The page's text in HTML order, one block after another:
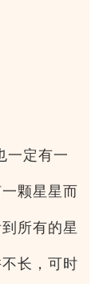
一定有一
颗星星而
所有的星
长，可时